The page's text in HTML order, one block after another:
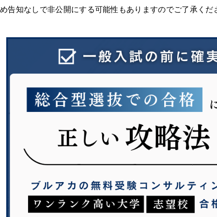
め告知なしで非公開にする可能性もありますのでご了承くだ